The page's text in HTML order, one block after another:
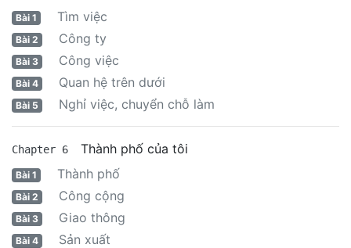
Bài 1 Tìm việc
Bài 2 Công ty
Bài 3 Công việc
Bài 4 Quan hệ trên dưới
Bài 5 Nghỉ việc, chuyển chỗ làm
Chapter 6 Thành phố của tôi
Bài 1 Thành phố
Bài 2 Công cộng
Bài 3 Giao thông
Bài 4 Sản xuất